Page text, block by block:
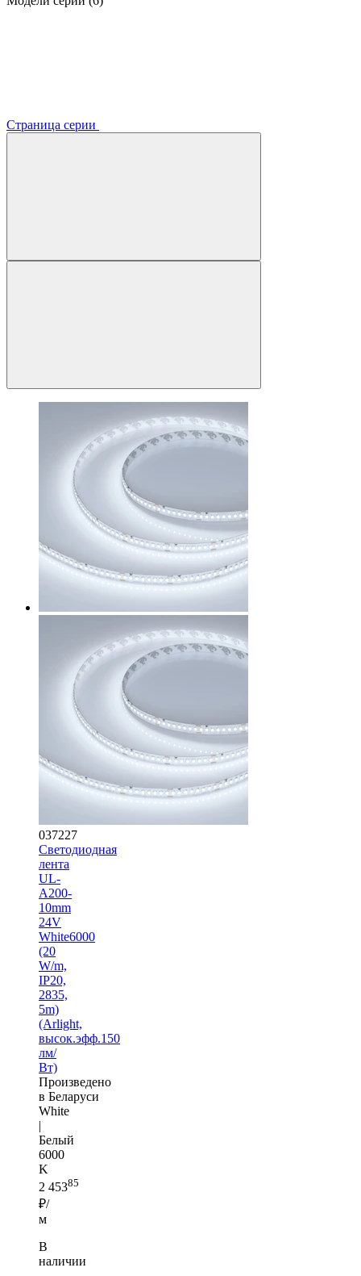
Страница серии
037227
Светодиодная
лента
UL-
A200-
10mm
24V
White6000
(20
W/m,
IP20,
2835,
5m)
(Arlight,
высок.эфф.150
лм/
Вт)
Произведено
в Беларуси
White
|
Белый
6000
K
2 45385
₽/
м
В
наличии